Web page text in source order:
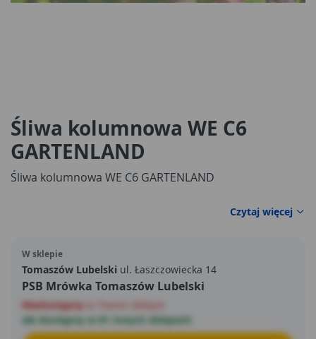
Śliwa kolumnowa WE C6
GARTENLAND
Śliwa kolumnowa WE C6 GARTENLAND
Czytaj więcej
W sklepie
Tomaszów Lubelski ul. Łaszczowiecka 14
PSB Mrówka Tomaszów Lubelski
Niedostępny
ale dostępny w 81 innych sklepach